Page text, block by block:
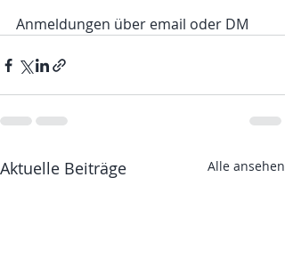
Anmeldungen über email oder DM
Aktuelle Beiträge Alle ansehen